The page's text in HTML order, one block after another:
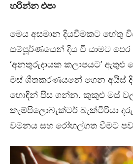
හරින්න එපා
මෙය අසමාන දියවීමකට හේතු
සම්පූර්ණයෙන් දිය වී යාමට
‘අනතුරුදායක කලාපයට’ ඇතුළු
මස් ශීතකරණයනේ ගෙන අයිස්
හොඳින් පිස ගන්න. කුකුළු මස්
කැම්පිලොබැක්ටර් බැක්ටීරියා
වමනය සහ රෝහල්ගත වීමට